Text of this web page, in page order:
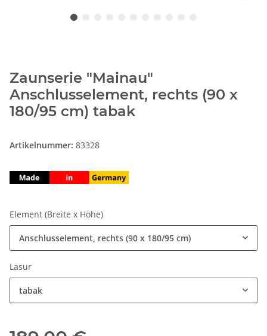
Zaunserie "Mainau"
Anschlusselement, rechts (90 x
180/95 cm) tabak
Artikelnummer: 83328
Element (Breite x Höhe)
Anschlusselement, rechts (90 x 180/95 cm)
Lasur
tabak